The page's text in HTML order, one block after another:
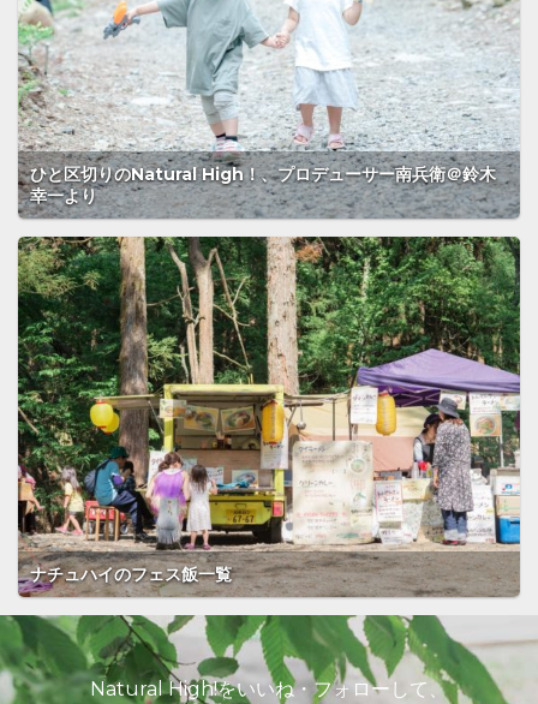
ひと区切りのNatural High！、プロデューサー南兵衛＠鈴木
幸一より
ナチュハイのフェス飯一覧
Natural High!をいいね・フォローして、